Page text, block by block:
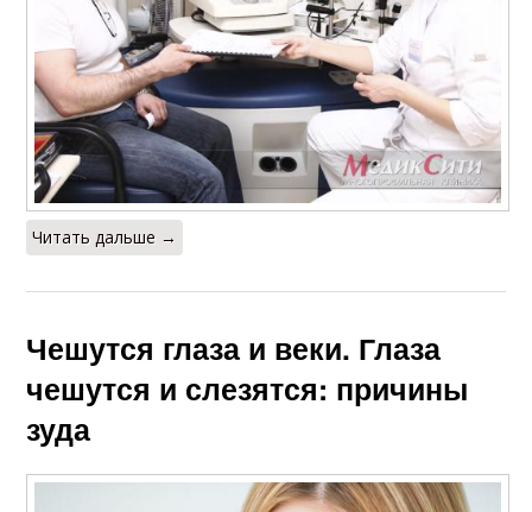
Читать дальше →
Чешутся глаза и веки. Глаза
чешутся и слезятся: причины
зуда